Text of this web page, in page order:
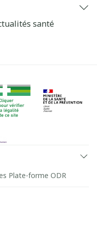
santé
Plate-forme ODR